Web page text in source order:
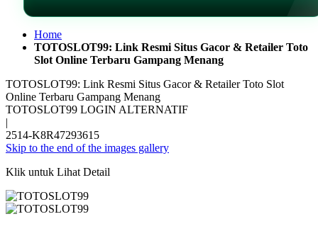
Home
TOTOSLOT99: Link Resmi Situs Gacor & Retailer Toto
Slot Online Terbaru Gampang Menang
TOTOSLOT99: Link Resmi Situs Gacor & Retailer Toto Slot
Online Terbaru Gampang Menang
TOTOSLOT99 LOGIN ALTERNATIF
|
2514-K8R47293615
Skip to the end of the images gallery
Klik untuk Lihat Detail